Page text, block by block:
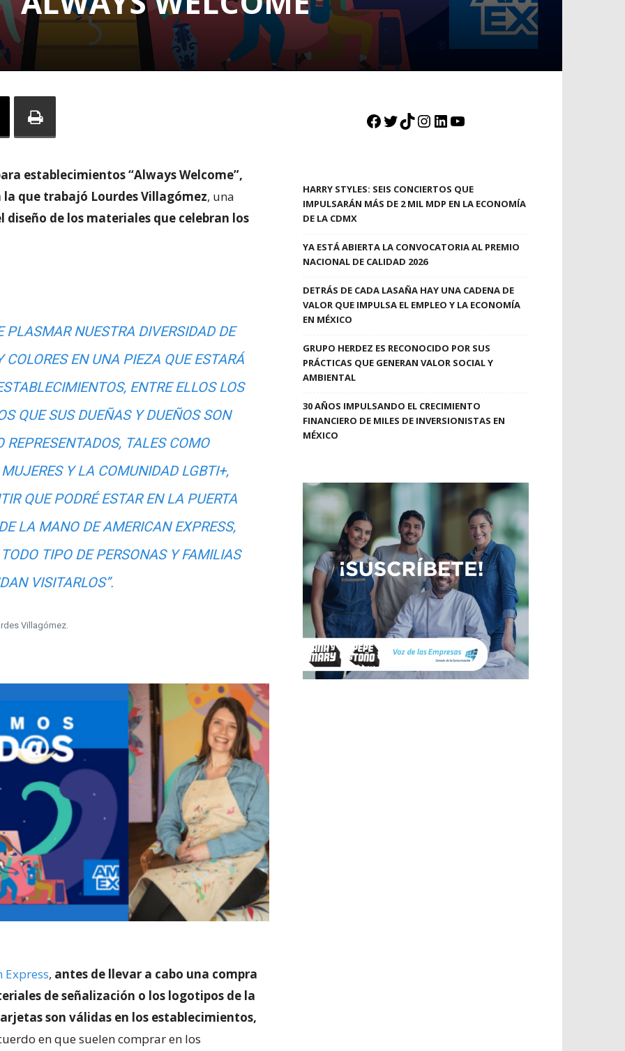
establecimientos “Always Welcome”,
la que trabajó Lourdes Villagómez, una
diseño de los materiales que celebran los
PLASMAR NUESTRA DIVERSIDAD DE
EN UNA PIEZA QUE ESTARÁ
ENTRE ELLOS LOS
QUE SUS DUEÑAS Y DUEÑOS SON
REPRESENTADOS, TALES COMO
Y LA COMUNIDAD LGBTI+,
QUE PODRÉ ESTAR EN LA PUERTA
LA MANO DE AMERICAN EXPRESS,
TIPO DE PERSONAS Y FAMILIAS
VISITARLOS”.
Villagómez.
Express, antes de llevar a cabo una compra
de señalización o los logotipos de la
son válidas en los establecimientos,
en que suelen comprar en los
Facebook
Twitter
TikTok
Instagram
LinkedIn
YouTube
HARRY STYLES: SEIS CONCIERTOS QUE
IMPULSARÁN MÁS DE 2 MIL MDP EN LA ECONOMÍA
DE LA CDMX
YA ESTÁ ABIERTA LA CONVOCATORIA AL PREMIO
NACIONAL DE CALIDAD 2026
DETRÁS DE CADA LASAÑA HAY UNA CADENA DE
VALOR QUE IMPULSA EL EMPLEO Y LA ECONOMÍA
EN MÉXICO
GRUPO HERDEZ ES RECONOCIDO POR SUS
PRÁCTICAS QUE GENERAN VALOR SOCIAL Y
AMBIENTAL
30 AÑOS IMPULSANDO EL CRECIMIENTO
FINANCIERO DE MILES DE INVERSIONISTAS EN
MÉXICO